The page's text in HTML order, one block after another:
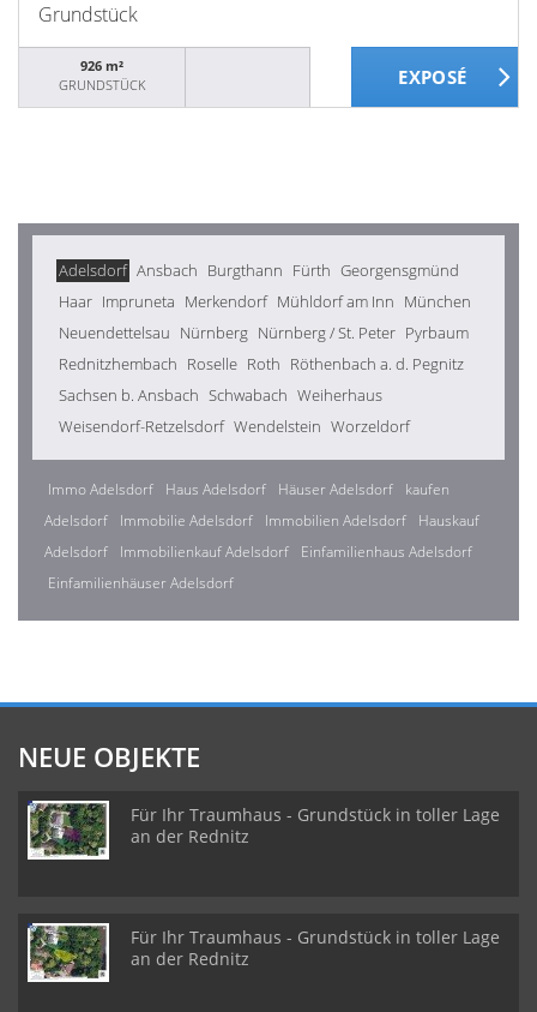
Grundstück
926 m²
GRUNDSTÜCK
Adelsdorf Ansbach Burgthann Fürth Georgensgmünd
Haar Impruneta Merkendorf Mühldorf am Inn München
Neuendettelsau Nürnberg Nürnberg / St. Peter Pyrbaum
Rednitzhembach Roselle Roth Röthenbach a. d. Pegnitz
Sachsen b. Ansbach Schwabach Weiherhaus
Weisendorf-Retzelsdorf Wendelstein Worzeldorf
Immo Adelsdorf Haus Adelsdorf Häuser Adelsdorf
kaufen
Adelsdorf
Immobilie Adelsdorf Immobilien Adelsdorf
Hauskauf
Adelsdorf
Immobilienkauf Adelsdorf
Einfamilienhaus Adelsdorf
Einfamilienhäuser Adelsdorf
NEUE OBJEKTE
Für Ihr Traumhaus - Grundstück in toller Lage
an der Rednitz
Für Ihr Traumhaus - Grundstück in toller Lage
an der Rednitz